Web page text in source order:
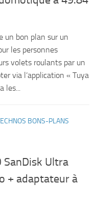
un bon plan sur un
les personnes
volets roulants par un
via l’application « Tuya
BONS-PLANS
SanDisk Ultra
+ adaptateur à